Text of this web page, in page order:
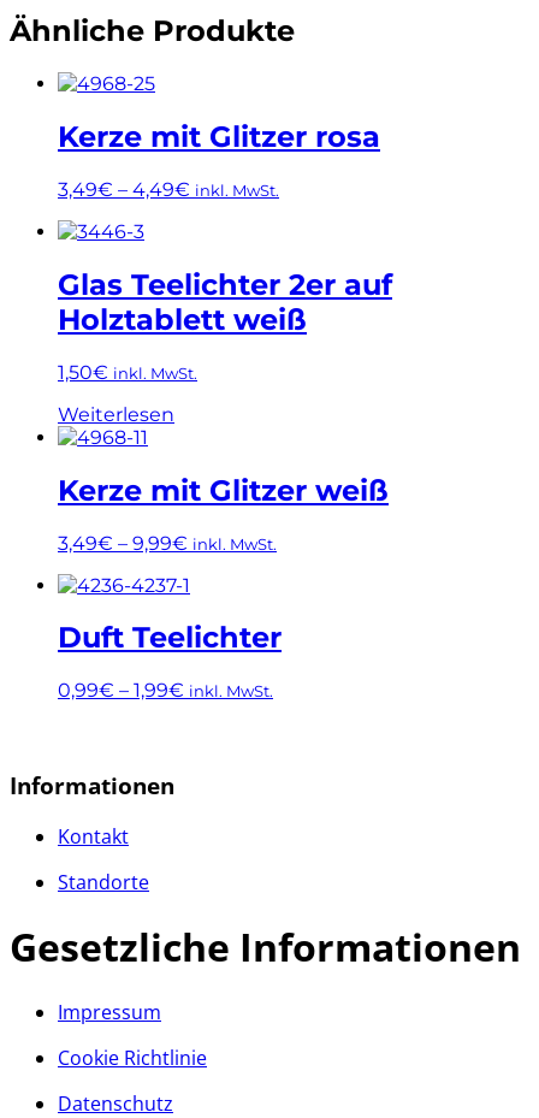
Ähnliche Produkte
Kerze mit Glitzer rosa
3,49€ – 4,49€ inkl. MwSt.
Dieses
weist
mehrere
Varianten
Die
Optionen
können
auf
Produktseite
gewählt
Glas Teelichter 2er auf
Holztablett weiß
1,50€ inkl. MwSt.
Weiterlesen
Kerze mit Glitzer weiß
3,49€ – 9,99€ inkl. MwSt.
Dieses
weist
mehrere
auf.
auf
Produktseite
werden
Duft Teelichter
0,99€ – 1,99€ inkl. MwSt.
weist
mehrere
Varianten
auf.
Optionen
auf
der
gewählt
werden
Informationen
Kontakt
Standorte
Gesetzliche Informationen
Impressum
Cookie Richtlinie
Datenschutz